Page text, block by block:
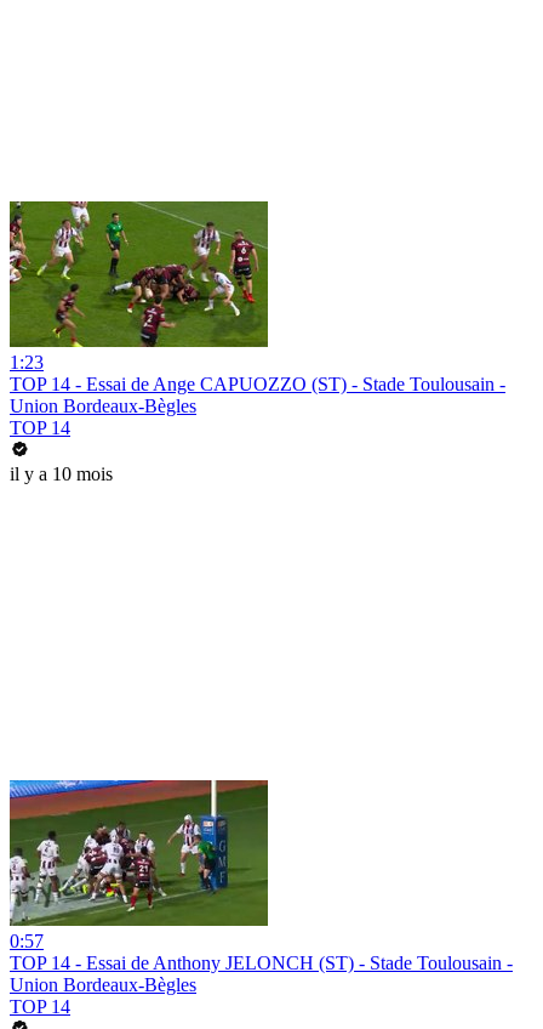
1:23
TOP 14 - Essai de Ange CAPUOZZO (ST) - Stade Toulousain -
Union Bordeaux-Bègles
TOP 14
il y a 10 mois
0:57
TOP 14 - Essai de Anthony JELONCH (ST) - Stade Toulousain -
Union Bordeaux-Bègles
TOP 14